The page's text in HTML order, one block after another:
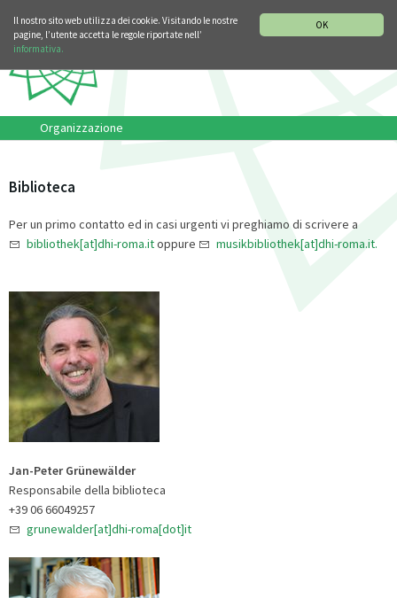
OK
Il nostro sito web utilizza dei cookie. Visitando le nostre
pagine, l’utente accetta le regole riportate nell’
informativa.
Organizzazione
Biblioteca
Per un primo contatto ed in casi urgenti vi preghiamo di scrivere a
bibliothek[at]dhi-roma.itoppure musikbibliothek[at]dhi-roma.it.
Jan-Peter Grünewälder
Responsabile della biblioteca
+39 06 66049257
grunewalder[at]dhi-roma[dot]it